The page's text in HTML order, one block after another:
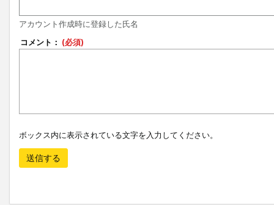
アカウント作成時に登録した氏名
コメント： (必須)
ボックス内に表示されている文字を入力してください。
送信する